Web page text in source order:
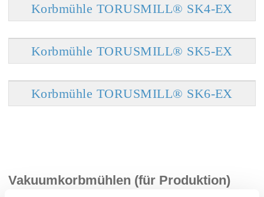
Korbmühle TORUSMILL® SK4-EX
Korbmühle TORUSMILL® SK5-EX
Korbmühle TORUSMILL® SK6-EX
Vakuumkorbmühlen (für Produktion)